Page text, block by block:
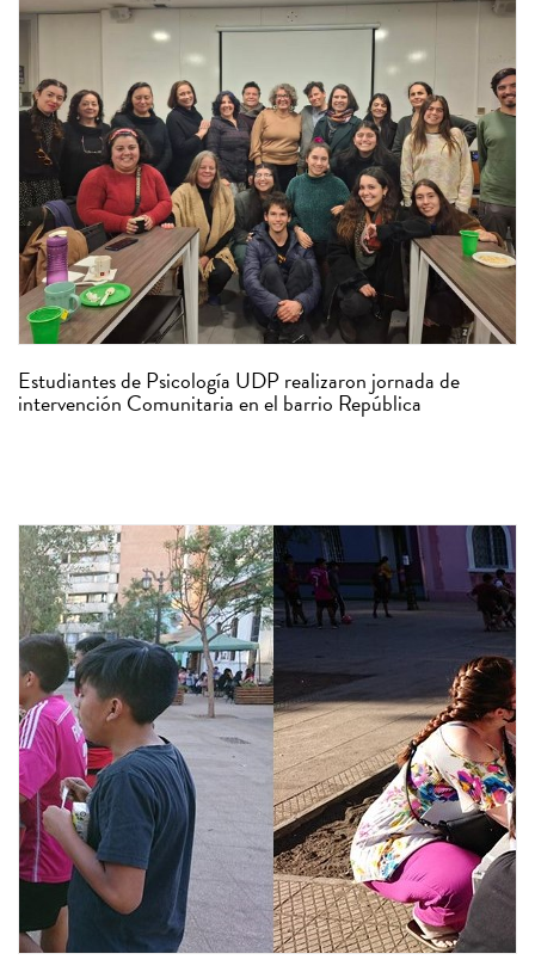
Estudiantes de Psicología UDP realizaron jornada de
intervención Comunitaria en el barrio República